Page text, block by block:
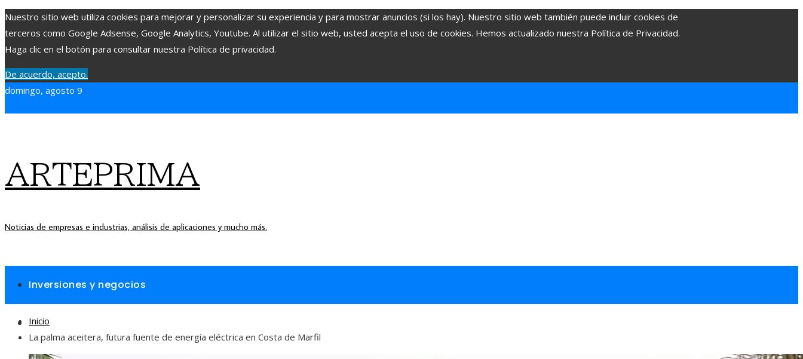
Nuestro sitio web utiliza cookies para mejorar y personalizar su experiencia y para mostrar anuncios (si los hay). Nuestro sitio web también puede incluir cookies de
terceros como Google Adsense, Google Analytics, Youtube. Al utilizar el sitio web, usted acepta el uso de cookies. Hemos actualizado nuestra Política de Privacidad.
Haga clic en el botón para consultar nuestra Política de privacidad.
De acuerdo, acepto.
domingo, agosto 9
ARTEPRIMA
Noticias de empresas e industrias, análisis de aplicaciones y mucho más.
Inversiones y negocios
Responsabilidad social
Inicio
La palma aceitera, futura fuente de energía eléctrica en Costa de Marfil